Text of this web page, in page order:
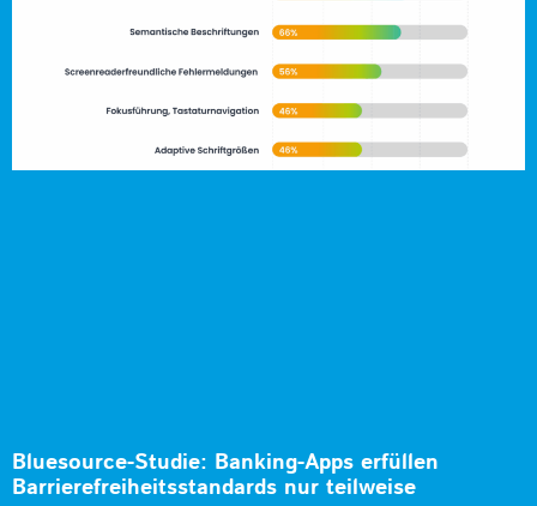
Bluesource-Studie: Banking-Apps erfüllen
Barrierefreiheitsstandards nur teilweise